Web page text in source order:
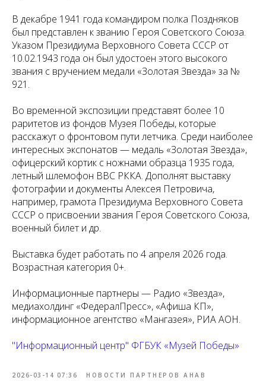
В декабре 1941 года командиром полка Поздняков
был представлен к званию Героя Советского Союза.
Указом Президиума Верховного Совета СССР от
10.02.1943 года он был удостоен этого высокого
звания с вручением медали «Золотая Звезда» за №
921.
Во временной экспозиции представят более 10
раритетов из фондов Музея Победы, которые
расскажут о фронтовом пути летчика. Среди наиболее
интересных экспонатов — медаль «Золотая Звезда»,
офицерский кортик с ножнами образца 1935 года,
летный шлемофон ВВС РККА. Дополнят выставку
фотографии и документы Алексея Петровича,
например, грамота Президиума Верховного Совета
СССР о присвоении звания Героя Советского Союза,
военный билет и др.
Выставка будет работать по 4 апреля 2026 года.
Возрастная категория 0+.
Информационные партнеры — Радио «Звезда»,
медиахолдинг «ФедералПресс», «Афиша КП»,
информационное агентство «Мангазея», РИА АОН.
"Информационный центр" ФГБУК «Музей Победы»
2026-03-14 07:36 НОВОСТИ ПАРТНЕРОВ АНАВ